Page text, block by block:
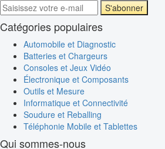
S'abonner
Catégories populaires
Automobile et Diagnostic
Batteries et Chargeurs
Consoles et Jeux Vidéo
Électronique et Composants
Outils et Mesure
Informatique et Connectivité
Soudure et Reballing
Téléphonie Mobile et Tablettes
Qui sommes-nous